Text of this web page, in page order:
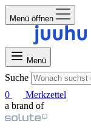
Menü öffnen
Menü
Suche
0
Merkzettel
a brand of